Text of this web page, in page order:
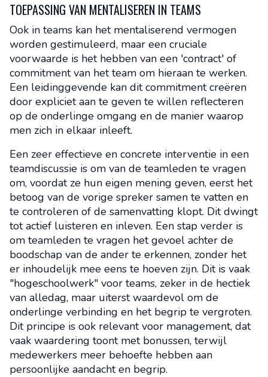
TOEPASSING VAN MENTALISEREN IN TEAMS
Ook in teams kan het mentaliserend vermogen
worden gestimuleerd, maar een cruciale
voorwaarde is het hebben van een 'contract' of
commitment van het team om hieraan te werken.
Een leidinggevende kan dit commitment creëren
door expliciet aan te geven te willen reflecteren
op de onderlinge omgang en de manier waarop
men zich in elkaar inleeft.
Een zeer effectieve en concrete interventie in een
teamdiscussie is om van de teamleden te vragen
om, voordat ze hun eigen mening geven, eerst het
betoog van de vorige spreker samen te vatten en
te controleren of de samenvatting klopt. Dit dwingt
tot actief luisteren en inleven. Een stap verder is
om teamleden te vragen het gevoel achter de
boodschap van de ander te erkennen, zonder het
er inhoudelijk mee eens te hoeven zijn. Dit is vaak
"hogeschoolwerk" voor teams, zeker in de hectiek
van alledag, maar uiterst waardevol om de
onderlinge verbinding en het begrip te vergroten.
Dit principe is ook relevant voor management, dat
vaak waardering toont met bonussen, terwijl
medewerkers meer behoefte hebben aan
persoonlijke aandacht en begrip.